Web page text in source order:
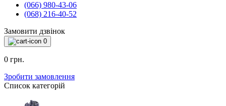
(066) 980-43-06
(068) 216-40-52
Замовити дзвінок
0
0 грн.
Зробити замовлення
Список категорій